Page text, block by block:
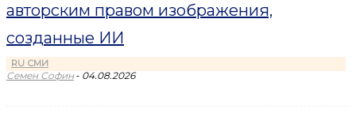
авторским правом изображения,
созданные ИИ
RU СМИ
Семен Софин - 04.08.2026